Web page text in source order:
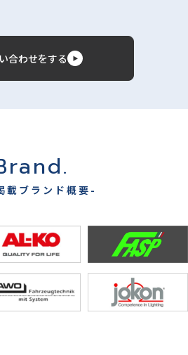
合わせをする
載ブランド概要-